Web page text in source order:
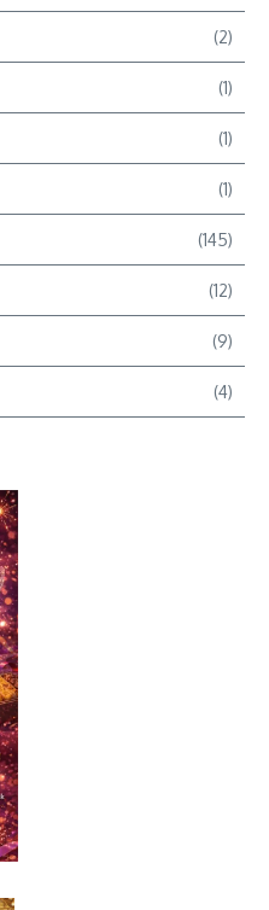
(2)
(1)
(1)
(1)
(145)
(12)
(9)
(4)